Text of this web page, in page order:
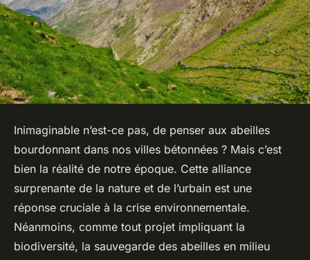
Inimaginable n’est-ce pas, de penser aux abeilles
bourdonnant dans nos villes bétonnées ? Mais c’est
bien la réalité de notre époque. Cette alliance
surprenante de la nature et de l’urbain est une
réponse cruciale à la crise environnementale.
Néanmoins, comme tout projet impliquant la
biodiversité, la sauvegarde des abeilles en milieu